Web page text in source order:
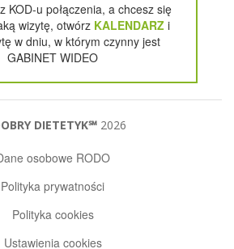
KOD-u połączenia, a chcesz się
wizytę, otwórz KALENDARZ i
w dniu, w którym czynny jest
GABINET WIDEO
DIETETYK℠2026
osobowe RODO
Polityka prywatności
Polityka cookies
Ustawienia cookies